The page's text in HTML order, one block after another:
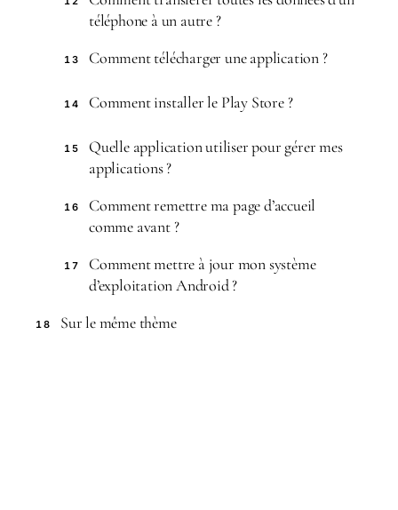
téléphone à un autre ?
13 Comment télécharger une application ?
14 Comment installer le Play Store ?
15
Quelle application utiliser pour gérer mes
applications ?
16
Comment remettre ma page d’accueil
comme avant ?
17
Comment mettre à jour mon système
d’exploitation Android ?
18 Sur le même thème